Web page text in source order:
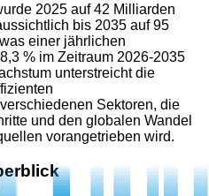
2025 auf 42 Milliarden
bis 2035 auf 95
einer jährlichen
% im Zeitraum 2026-2035
unterstreicht die
Sektoren, die
und den globalen Wandel
vorangetrieben wird.